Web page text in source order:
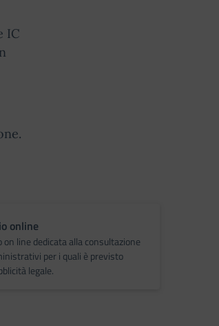
IC
online
on line dedicata alla consultazione
per i quali è previsto
legale.